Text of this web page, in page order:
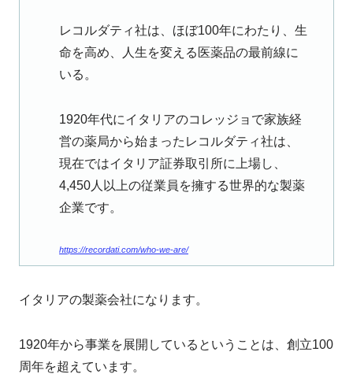
レコルダティ社は、ほぼ100年にわたり、生
命を高め、人生を変える医薬品の最前線に
いる。
1920年代にイタリアのコレッジョで家族経
営の薬局から始まったレコルダティ社は、
現在ではイタリア証券取引所に上場し、
4,450人以上の従業員を擁する世界的な製薬
企業です。
https://recordati.com/who-we-are/
イタリアの製薬会社になります。
1920年から事業を展開しているということは、創立100
周年を超えています。